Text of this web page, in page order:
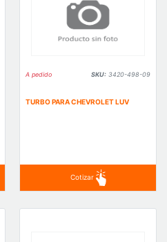
A pedido SKU: 3420-498-09
TURBO PARA CHEVROLET LUV
Cotizar